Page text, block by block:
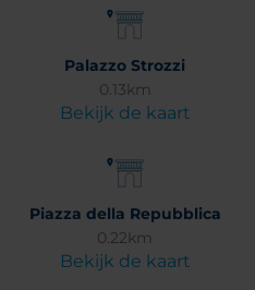
Palazzo Strozzi
0.13km
Bekijk de kaart
Piazza della Repubblica
0.22km
Bekijk de kaart